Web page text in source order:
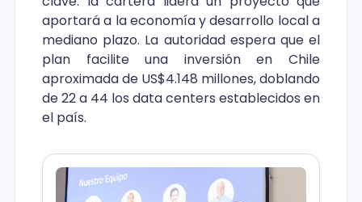
aportará a la economía y desarrollo local a
mediano plazo. La autoridad espera que el
plan facilite una inversión en Chile
aproximada de US$4.148 millones, doblando
de 22 a 44 los data centers establecidos en
el país.